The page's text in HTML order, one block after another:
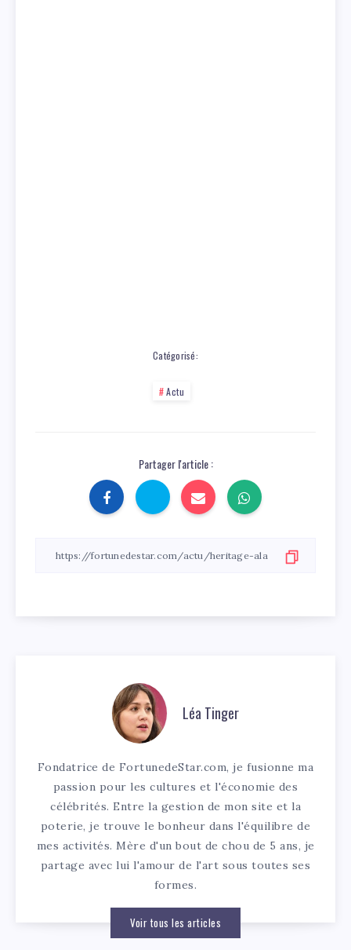
Catégorisé:
Actu
Partager l'article :
Léa Tinger
Fondatrice de FortunedeStar.com, je fusionne ma
passion pour les cultures et l'économie des
célébrités. Entre la gestion de mon site et la
poterie, je trouve le bonheur dans l'équilibre de
mes activités. Mère d'un bout de chou de 5 ans, je
partage avec lui l'amour de l'art sous toutes ses
formes.
Voir tous les articles